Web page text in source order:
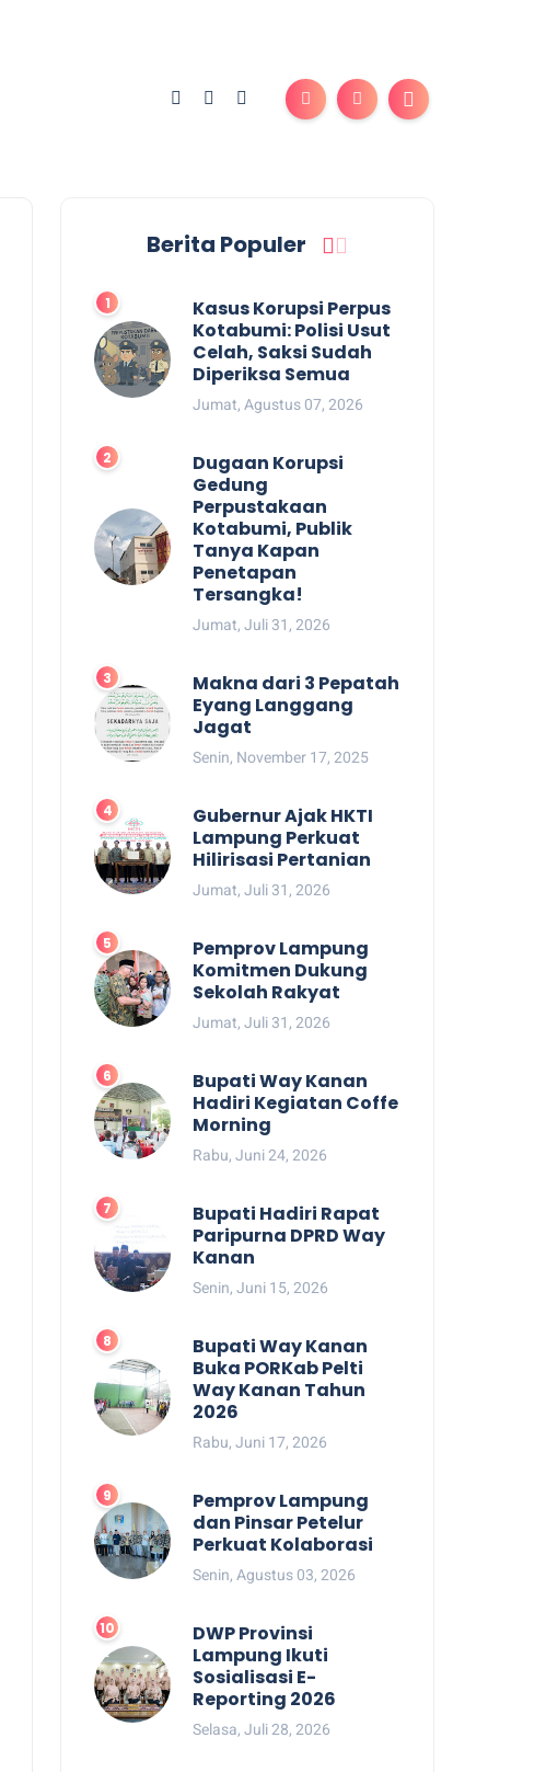
Berita Populer
Kasus Korupsi Perpus
Kotabumi: Polisi Usut
Celah, Saksi Sudah
Diperiksa Semua
Jumat, Agustus 07, 2026
Dugaan Korupsi
Gedung
Perpustakaan
Kotabumi, Publik
Tanya Kapan
Penetapan
Tersangka!
Jumat, Juli 31, 2026
Makna dari 3 Pepatah
Eyang Langgang
Jagat
Senin, November 17, 2025
Gubernur Ajak HKTI
Lampung Perkuat
Hilirisasi Pertanian
Jumat, Juli 31, 2026
Pemprov Lampung
Komitmen Dukung
Sekolah Rakyat
Jumat, Juli 31, 2026
Bupati Way Kanan
Hadiri Kegiatan Coffe
Morning
Rabu, Juni 24, 2026
Bupati Hadiri Rapat
Paripurna DPRD Way
Kanan
Senin, Juni 15, 2026
Bupati Way Kanan
Buka PORKab Pelti
Way Kanan Tahun
2026
Rabu, Juni 17, 2026
Pemprov Lampung
dan Pinsar Petelur
Perkuat Kolaborasi
Senin, Agustus 03, 2026
DWP Provinsi
Lampung Ikuti
Sosialisasi E-
Reporting 2026
Selasa, Juli 28, 2026